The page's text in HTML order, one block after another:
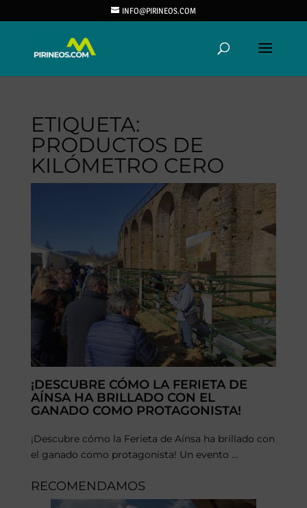
INFO@PIRINEOS.COM
ETIQUETA:
PRODUCTOS DE
KILÓMETRO CERO
¡DESCUBRE CÓMO LA FERIETA DE
AÍNSA HA BRILLADO CON EL
GANADO COMO PROTAGONISTA!
¡Descubre cómo la Ferieta de Aínsa ha brillado con
el ganado como protagonista! Un evento ...
RECOMENDAMOS